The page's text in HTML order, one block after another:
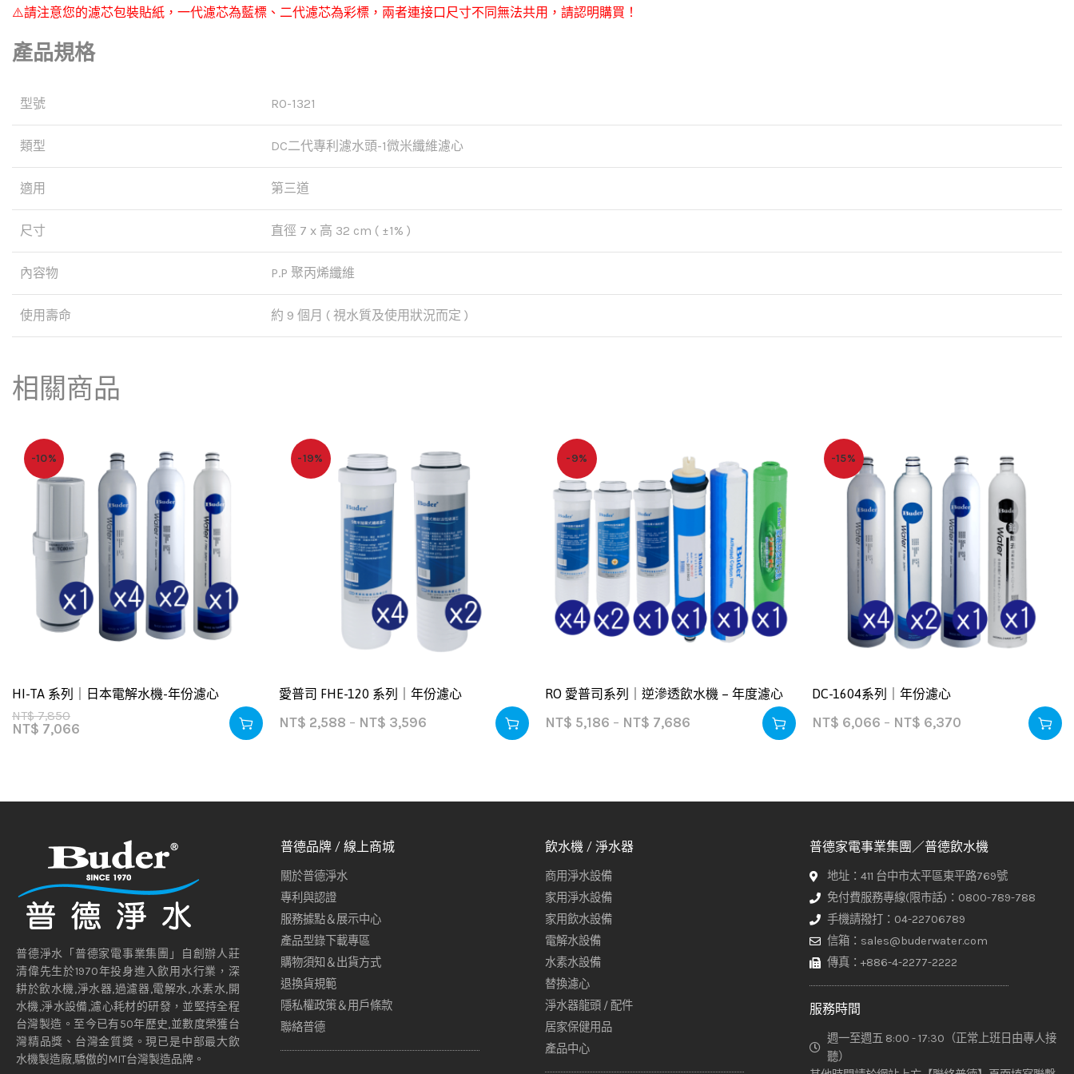
⚠️請注意您的濾芯包裝貼紙，一代濾芯為藍標、二代濾芯為彩標，兩者連接口尺寸不同無法共用，請認明購買！
產品規格
型號 RO-1321
類型 DC二代專利濾水頭-1微米纖維濾心
適用 第三道
尺寸 直徑 7 x 高 32 cm ( ±1% )
內容物 P.P 聚丙烯纖維
使用壽命 約 9 個月 ( 視水質及使用狀況而定 )
相關商品
-10%
HI-TA 系列｜日本電解水機-年份濾心
NT$7,850
NT$ 7,066
-19%
愛普司 FHE-120 系列｜年份濾心
NT$ 2,588 – NT$ 3,596
-9%
RO 愛普司系列｜逆滲透飲水機 – 年度濾心
NT$ 5,186 – NT$ 7,686
-15%
DC-1604系列｜年份濾心
NT$ 6,066 – NT$ 6,370
普德淨水「普德家電事業集團」自創辦人莊
清偉先生於1970年投身進入飲用水行業，深
耕於飲水機,淨水器,過濾器,電解水,水素水,開
水機,淨水設備,濾心耗材的研發，並堅持全程
台灣製造。至今已有50年歷史,並數度榮獲台
灣精品獎、台灣金質獎。現已是中部最大飲
水機製造廠,驕傲的MIT台灣製造品牌。
普德品牌 / 線上商城
關於普德淨水
專利與認證
服務據點＆展示中心
產品型錄下載專區
購物須知＆出貨方式
退換貨規範
隱私權政策＆用戶條款
聯絡普德
飲水機 / 淨水器
商用淨水設備
家用淨水設備
家用飲水設備
電解水設備
水素水設備
替換濾心
淨水器龍頭 / 配件
居家保健用品
產品中心
普德家電事業集團／普德飲水機
地址：411 台中市太平區東平路769號
免付費服務專線(限市話)：0800-789-788
手機請撥打：04-22706789
信箱：sales@buderwater.com
傳真：+886-4-2277-2222
服務時間
週一至週五 8:00 - 17:30（正常上班日由專人接
聽）